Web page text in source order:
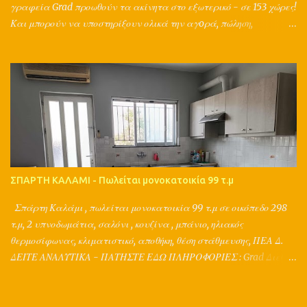
γραφεία Grad προωθούν τα ακίνητα στο εξωτερικό - σε 153 χώρες!
Και μπορούν να υποστηρίξουν ολικά την αγoρά, πώληση,
συμβολαιογράφων, δικηγόρων, τεχνικών, λογιστών, τραπεζών και
ασφαλιστικών εταιριών. Παράλληλα παρέχουν μια ολοκληρωμένη
διαφημιστική στρατηγική για το ακίνητό σας, καθώς ο Π.Τσιμπίδης
έχει σπουδές σε διαφήμιση, marketing, δημοσιογραφία,
κτηματομεσιτικά και και κατέχει ακαδημαϊκή πιστοποίηση στις
εκτιμήσεις ακινήτων. ΠΛΗΡΟΦΟΡΙΕΣ : Grad Διεθνή Μεσιτικά
Γραφεία Αθήνα, Σπάρτη Π.Τσιμπίδης Τηλ. 2177077305,
2731026001, 6980447385 www.grad.gr
ΣΠΑΡΤΗ ΚΑΛΑΜΙ - Πωλείται μονοκατοικία 99 τ.μ
Σπάρτη Καλάμι , πωλείται μονοκατοικία 99 τ.μ σε οικόπεδο 298
τ.μ, 2 υπνοδωμάτια, σαλόνι , κουζίνα , μπάνιο, ηλιακός
θερμοσίφωνας, κλιματιστικό, αποθήκη, θέση στάθμευσης, ΠΕΑ Δ.
ΔΕΙΤΕ ΑΝΑΛΥΤΙΚΑ - ΠΑΤΗΣΤΕ ΕΔΩ ΠΛΗΡΟΦΟΡΙΕΣ : Grad Διεθνή